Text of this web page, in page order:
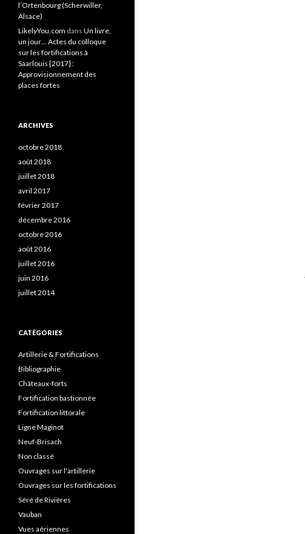
l’Ortenbourg (Scherwiller,
Alsace)
LikelyYou.com dans Un livre,
un jour… Actes du colloque
sur les fortifications à
Saarlouis [2017] :
Approvisionnement des
places fortes
ARCHIVES
octobre 2018
août 2018
juillet 2018
avril 2017
février 2017
décembre 2016
octobre 2016
août 2016
juillet 2016
juin 2016
juillet 2014
CATÉGORIES
Artillerie & Fortifications
Bibliographie
Châteaux-forts
Fortification bastionnée
Fortification littorale
Ligne Maginot
Neuf-Brisach
Non classé
Ouvrages sur l'artillerie
Ouvrages sur les fortifications
Séré de Rivières
Vauban
Vues aériennes